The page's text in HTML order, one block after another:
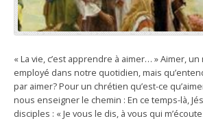
« La vie, c’est apprendre à aimer… » Aimer,
employé dans notre quotidien, mais
par aimer? Pour un chrétien qu’est-ce
nous enseigner le chemin : En ce temps-là,
disciples : « Je vous le dis, à vous qui